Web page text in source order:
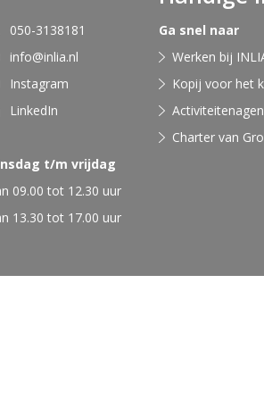
050-3138181
info@inlia.nl
Instagram
LinkedIn
t/m vrijdag
09.00 tot 12.30 uur
13.30 tot 17.00 uur
Ga snel naar
Werken bij
Kopij voor het
Charter van